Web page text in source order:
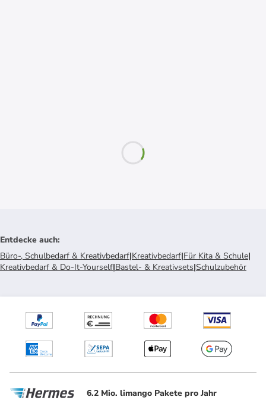
Entdecke auch:
Büro-, Schulbedarf & Kreativbedarf|Kreativbedarf|Für Kita & Schule|
Kreativbedarf & Do-It-Yourself|Bastel- & Kreativsets|Schulzubehör
6.2 Mio. limango Pakete pro Jahr